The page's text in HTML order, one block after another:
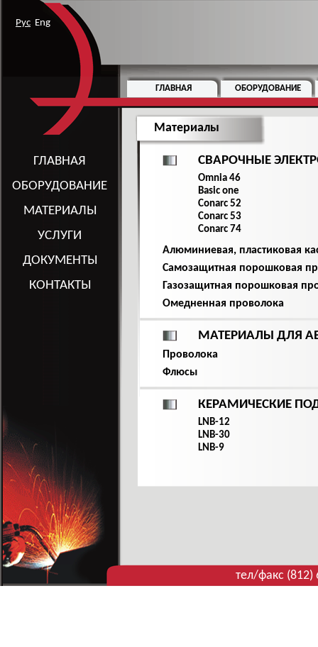
Рус Eng
ГЛАВНАЯ
ОБОРУДОВАНИЕ
МАТЕРИАЛЫ
УСЛУГИ
ДОКУМЕНТЫ
КОНТАКТЫ
ГЛАВНАЯ ОБОРУДОВАНИЕ
Материалы
СВАРОЧНЫЕ
Omnia 46
Basic one
Conarc 52
Conarc 53
Conarc 74
Алюминиевая, пластиковая
Самозащитная порошковая
Газозащитная порошковая
Омедненная проволока
МАТЕРИАЛЫ ДЛЯ
Проволока
Флюсы
КЕРАМИЧЕСКИЕ
LNB-12
LNB-30
LNB-9
тел/факс (812)